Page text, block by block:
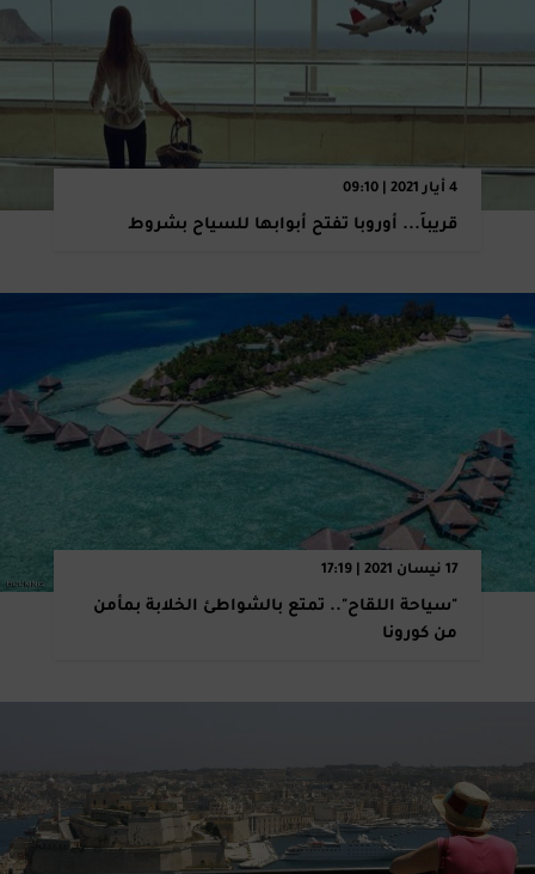
4 أيار 2021 | 09:10
قريباً... أوروبا تفتح أبوابها للسياح بشروط
17 نيسان 2021 | 17:19
"سياحة اللقاح".. تمتع بالشواطئ الخلابة بمأمن
من كورونا